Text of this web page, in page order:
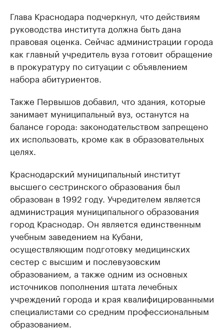
Глава Краснодара подчеркнул, что действиям
руководства института должна быть дана
правовая оценка. Сейчас администрации города
как главный учредитель вуза готовит обращение
в прокуратуру по ситуации с объявлением
набора абитуриентов.
Также Первышов добавил, что здания, которые
занимает муниципальный вуз, останутся на
балансе города: законодательством запрещено
их использовать, кроме как в образовательных
целях.
Краснодарский муниципальный институт
высшего сестринского образования был
образован в 1992 году. Учредителем является
администрация муниципального образования
город Краснодар. Он является единственным
учебным заведением на Кубани,
осуществляющим подготовку медицинских
сестер с высшим и послевузовским
образованием, а также одним из основных
источников пополнения штата лечебных
учреждений города и края квалифицированными
специалистами со средним профессиональным
образованием.